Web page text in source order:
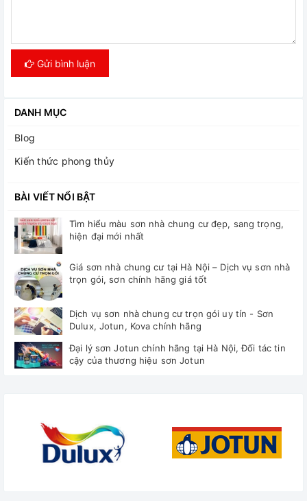
Gửi bình luận
DANH MỤC
Blog
Kiến thức phong thủy
BÀI VIẾT NỔI BẬT
Tìm hiểu màu sơn nhà chung cư đẹp, sang trọng,
hiện đại mới nhất
Giá sơn nhà chung cư tại Hà Nội – Dịch vụ sơn nhà
trọn gói, sơn chính hãng giá tốt
Dịch vụ sơn nhà chung cư trọn gói uy tín - Sơn
Dulux, Jotun, Kova chính hãng
Đại lý sơn Jotun chính hãng tại Hà Nội, Đối tác tin
cậy của thương hiệu sơn Jotun